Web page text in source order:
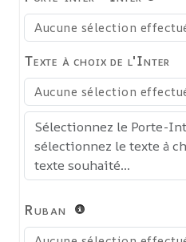
Ruban
Texte à choix de l'Inter